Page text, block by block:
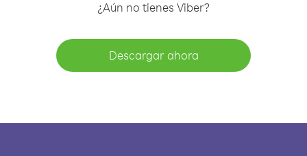
¿Aún no tienes Viber?
Descargar ahora